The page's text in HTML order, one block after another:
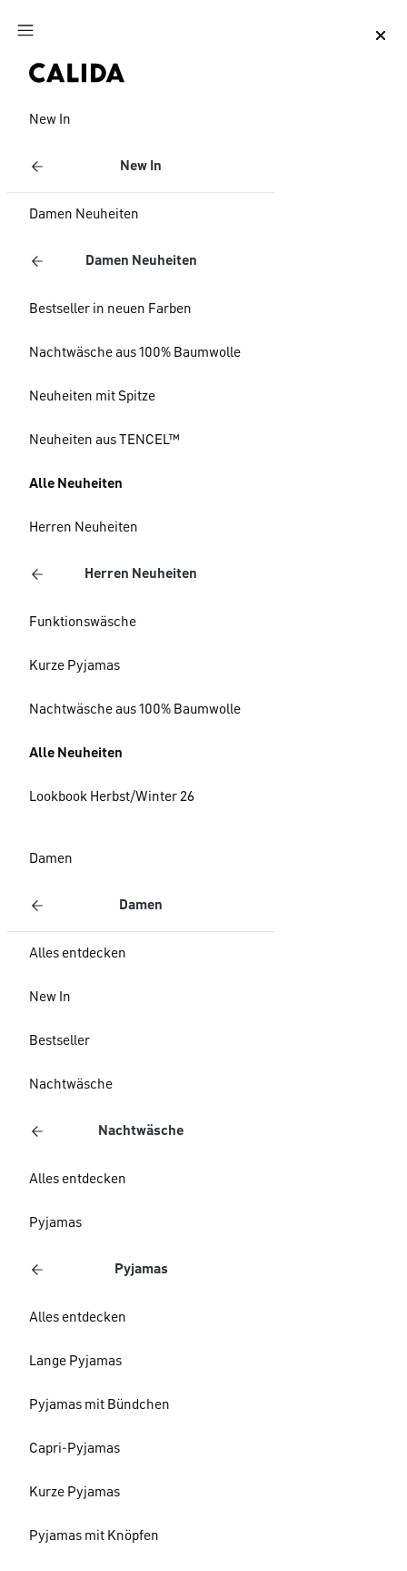
Zum Hauptinhalt springen
New In
New In
Damen Neuheiten
Damen Neuheiten
Bestseller in neuen Farben
Nachtwäsche aus 100% Baumwolle
Neuheiten mit Spitze
Neuheiten aus TENCEL™
Alle Neuheiten
Herren Neuheiten
Herren Neuheiten
Funktionswäsche
Kurze Pyjamas
Nachtwäsche aus 100% Baumwolle
Alle Neuheiten
Lookbook Herbst/Winter 26
Damen
Damen
Alles entdecken
New In
Bestseller
Nachtwäsche
Nachtwäsche
Alles entdecken
Pyjamas
Pyjamas
Alles entdecken
Lange Pyjamas
Pyjamas mit Bündchen
Capri-Pyjamas
Kurze Pyjamas
Pyjamas mit Knöpfen